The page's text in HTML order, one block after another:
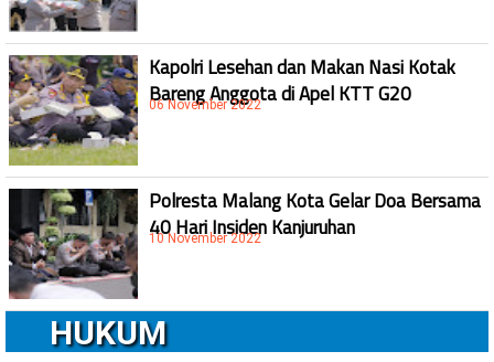
Kapolri Lesehan dan Makan Nasi Kotak
Bareng Anggota di Apel KTT G20
06 November 2022
Polresta Malang Kota Gelar Doa Bersama
40 Hari Insiden Kanjuruhan
10 November 2022
HUKUM